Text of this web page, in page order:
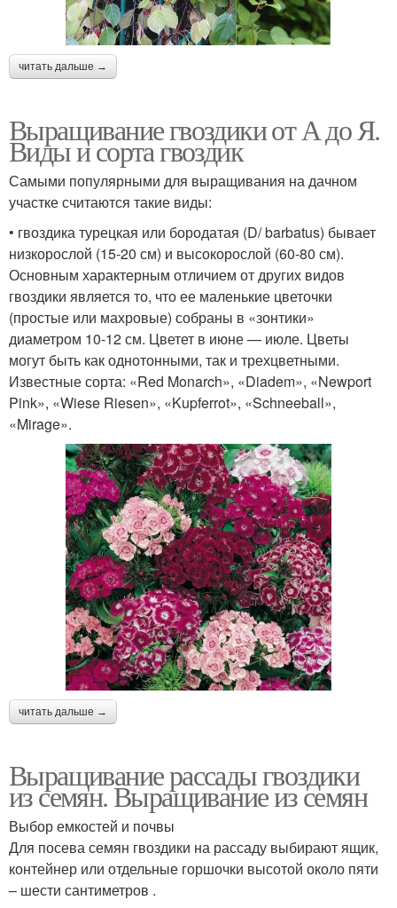
читать дальше →
Выращивание гвоздики от А до Я.
Виды и сорта гвоздик
Самыми популярными для выращивания на дачном
участке считаются такие виды:
• гвоздика турецкая или бородатая (D/ barbatus) бывает
низкорослой (15-20 см) и высокорослой (60-80 см).
Основным характерным отличием от других видов
гвоздики является то, что ее маленькие цветочки
(простые или махровые) собраны в «зонтики»
диаметром 10-12 см. Цветет в июне — июле. Цветы
могут быть как однотонными, так и трехцветными.
Известные сорта: «Red Monarch», «Diadem», «Newport
Pink», «Wiese Riesen», «Kupferrot», «Schneeball»,
«Mirage».
читать дальше →
Выращивание рассады гвоздики
из семян. Выращивание из семян
Выбор емкостей и почвы
Для посева семян гвоздики на рассаду выбирают ящик,
контейнер или отдельные горшочки высотой около пяти
– шести сантиметров .